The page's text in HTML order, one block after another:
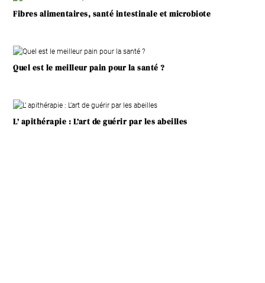
Fibres alimentaires, santé intestinale et microbiote
Quel est le meilleur pain pour la santé ?
L’ apithérapie : L’art de guérir par les abeilles